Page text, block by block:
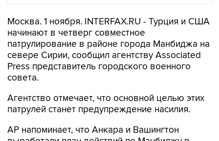
Москва. 1 ноября. INTERFAX.RU - Турция и США
начинают в четверг совместное
патрулирование в районе города Манбиджа на
севере Сирии, сообщил агентству Associated
Press представитель городского военного
совета.
Агентство отмечает, что основной целью этих
патрулей станет предупреждение насилия.
AP напоминает, что Анкара и Вашингтон